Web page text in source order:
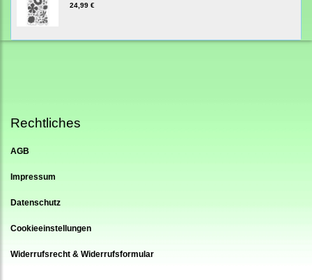
24,99 €
Rechtliches
AGB
Impressum
Datenschutz
Cookieeinstellungen
Widerrufsrecht & Widerrufsformular